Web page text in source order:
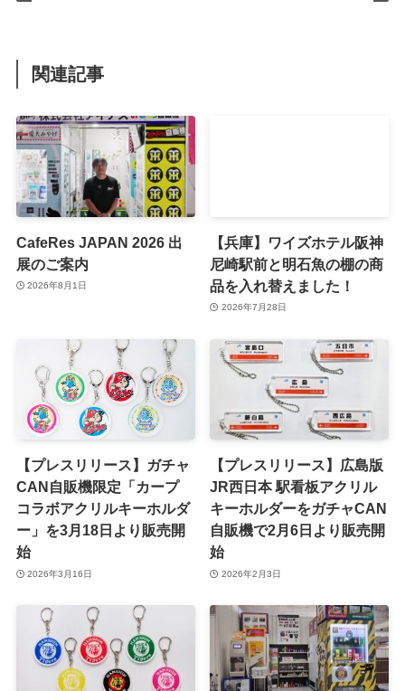
関連記事
CafeRes JAPAN 2026 出
展のご案内
2026年8月1日
【兵庫】ワイズホテル阪神
尼崎駅前と明石魚の棚の商
品を入れ替えました！
2026年7月28日
【プレスリリース】ガチャ
CAN自販機限定「カープ
コラボアクリルキーホルダ
ー」を3月18日より販売開
始
2026年3月16日
【プレスリリース】広島版
JR西日本 駅看板アクリル
キーホルダーをガチャCAN
自販機で2月6日より販売開
始
2026年2月3日